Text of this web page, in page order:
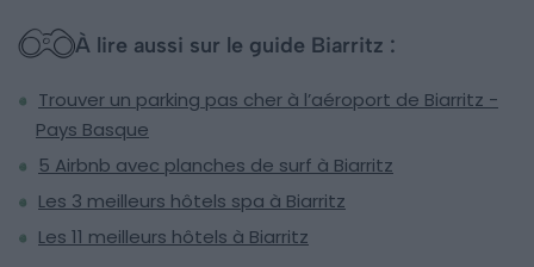
À lire aussi sur le guide Biarritz :
Trouver un parking pas cher à l’aéroport de Biarritz -
Pays Basque
5 Airbnb avec planches de surf à Biarritz
Les 3 meilleurs hôtels spa à Biarritz
Les 11 meilleurs hôtels à Biarritz